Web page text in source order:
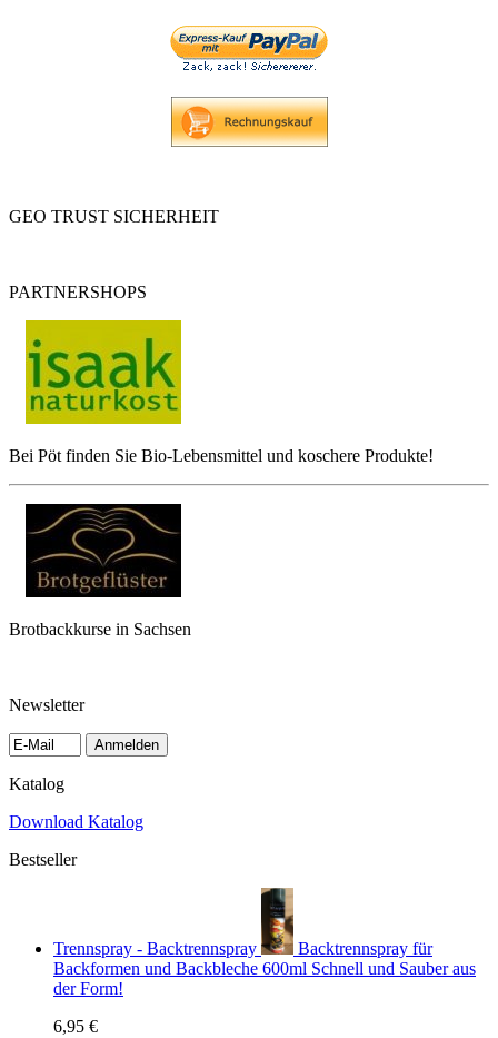
GEO TRUST SICHERHEIT
PARTNERSHOPS
Bei Pöt finden Sie Bio-Lebensmittel und koschere Produkte!
Brotbackkurse in Sachsen
Newsletter
Anmelden
Katalog
Download Katalog
Bestseller
Trennspray - Backtrennspray
Backtrennspray für
Backformen und Backbleche 600ml Schnell und Sauber aus
der Form!
6,95 €